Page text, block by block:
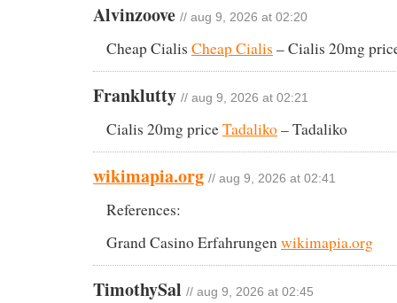
Alvinzoove // aug 9, 2026 at 02:20
Cheap Cialis Cheap Cialis – Cialis 20mg
Franklutty // aug 9, 2026 at 02:21
Cialis 20mg priceTadaliko– Tadaliko
wikimapia.org // aug 9, 2026 at 02:41
References:
Grand Casino Erfahrungen wikimapia.org
TimothySal // aug 9, 2026 at 02:45